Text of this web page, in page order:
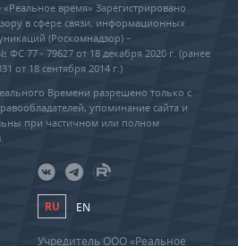
время» Зарегистрировано
в сфере связи, информационных
(Роскомнадзор) –
77 - 79627 от 18 декабря 2020 г. (ранее
от 18 сентября 2014 г.)
Времени разрешено только с
упоминание сайта и
при частичном или полном
RU EN
Учредитель ООО «Реальное